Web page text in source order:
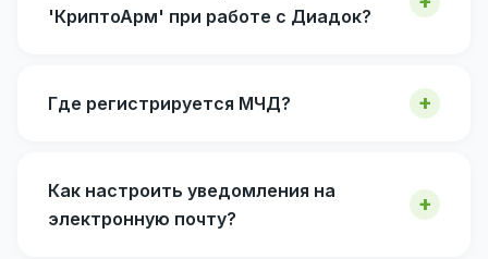
'КриптоАрм' при работе с Диадок?
Где регистрируется МЧД?
Как настроить уведомления на
электронную почту?